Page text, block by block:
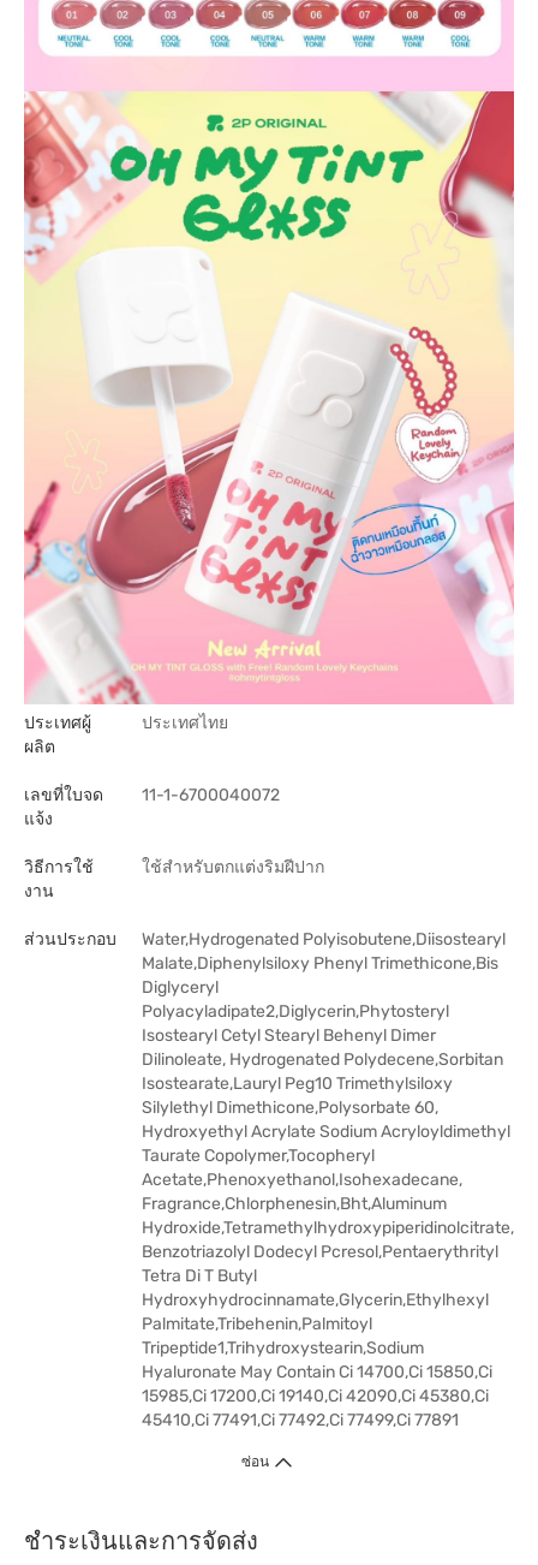
ประเทศผู้
ผลิต
ประเทศไทย
เลขที่ใบจด
แจ้ง
11-1-6700040072
วิธีการใช้
งาน
ใช้สำหรับตกแต่งริมฝีปาก
ส่วนประกอบ
Water,Hydrogenated Polyisobutene,Diisostearyl
Malate,Diphenylsiloxy Phenyl Trimethicone,Bis
Diglyceryl
Polyacyladipate2,Diglycerin,Phytosteryl
Isostearyl Cetyl Stearyl Behenyl Dimer
Dilinoleate, Hydrogenated Polydecene,Sorbitan
Isostearate,Lauryl Peg10 Trimethylsiloxy
Silylethyl Dimethicone,Polysorbate 60,
Hydroxyethyl Acrylate Sodium Acryloyldimethyl
Taurate Copolymer,Tocopheryl
Acetate,Phenoxyethanol,Isohexadecane,
Fragrance,Chlorphenesin,Bht,Aluminum
Hydroxide,Tetramethylhydroxypiperidinolcitrate,
Benzotriazolyl Dodecyl Pcresol,Pentaerythrityl
Tetra Di T Butyl
Hydroxyhydrocinnamate,Glycerin,Ethylhexyl
Palmitate,Tribehenin,Palmitoyl
Tripeptide1,Trihydroxystearin,Sodium
Hyaluronate May Contain Ci 14700,Ci 15850,Ci
15985,Ci 17200,Ci 19140,Ci 42090,Ci 45380,Ci
45410,Ci 77491,Ci 77492,Ci 77499,Ci 77891
ซ่อน
ชำระเงินและการจัดส่ง